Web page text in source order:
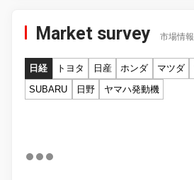
Market survey 市場情報
日経 トヨタ 日産 ホンダ マツダ
SUBARU
日野 ヤマハ発動機